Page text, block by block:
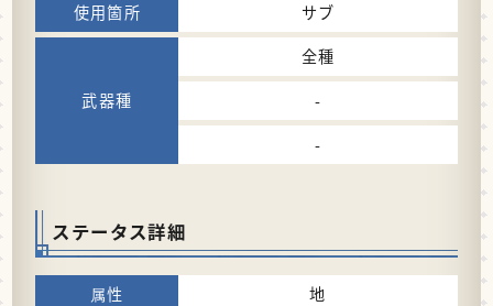
サブ
全種
-
-
ステータス詳細
地